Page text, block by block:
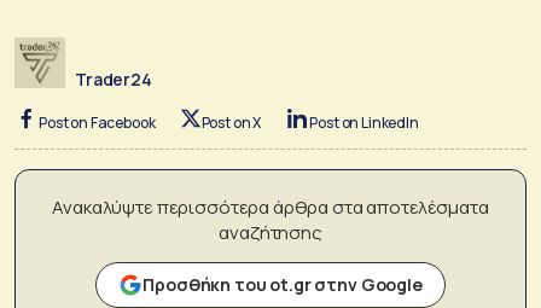
Trader24
Post on Facebook Post on X Post on LinkedIn
Ανακαλύψτε περισσότερα άρθρα στα αποτελέσματα
αναζήτησης
Προσθήκη του ot.gr στην Google